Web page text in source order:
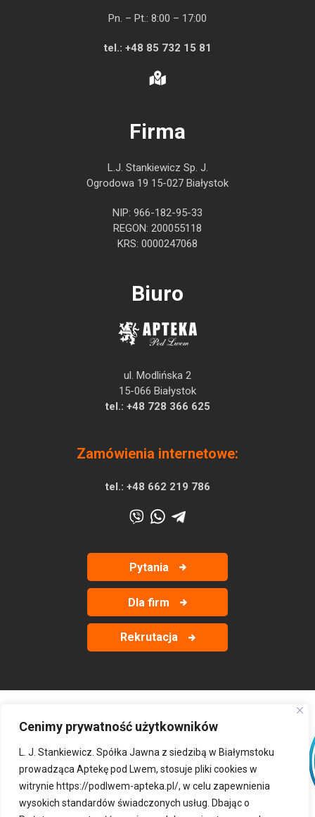
Cenimy prywatność użytkowników
L. J. Stankiewicz. Spółka Jawna z siedzibą w Białymstoku
prowadząca Aptekę pod Lwem, stosuje pliki cookies w
witrynie https://podlwem-apteka.pl/, w celu zapewnienia
wysokich standardów świadczonych usług. Dbając o
Pn. – Pt.: 8:00 – 17:00
tel.: +48 85 732 15 81
Firma
L.J. Stankiewicz Sp. J.
Ogrodowa 19 15-027 Białystok
NIP: 966-182-95-33
REGON: 200055118
KRS: 0000247068
Biuro
ul. Modlińska 2
15-066 Białystok
tel.: +48 728 366 625
Zamówienia internetowe:
tel.: +48 662 219 786
Pytania
Dla firm
Rekrutacja
‹